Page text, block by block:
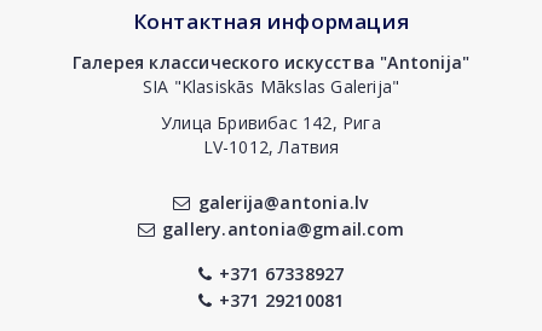
Контактная информация
Галерея классического искусства "Antonija"
SIA "Klasiskās Mākslas Galerija"
Улица Бривибас 142, Рига
LV-1012, Латвия
galerija@antonia.lv
gallery.antonia@gmail.com
+371 67338927
+371 29210081